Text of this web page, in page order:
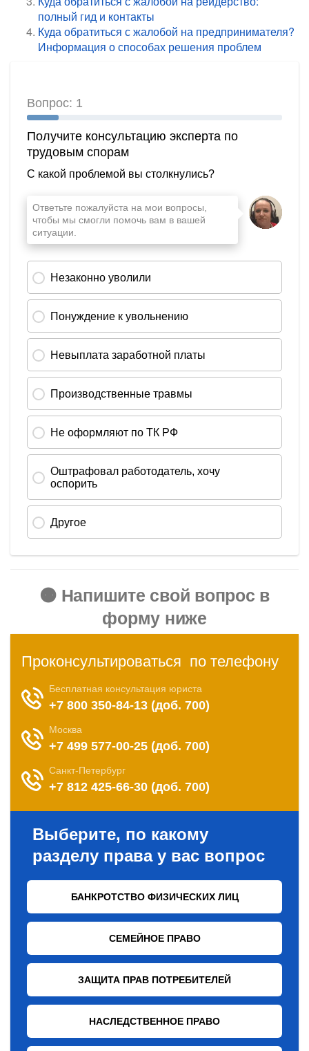
полный гид и контакты
Куда обратиться с жалобой на предпринимателя?
Информация о способах решения проблем
🟠 Напишите свой вопрос в
форму ниже